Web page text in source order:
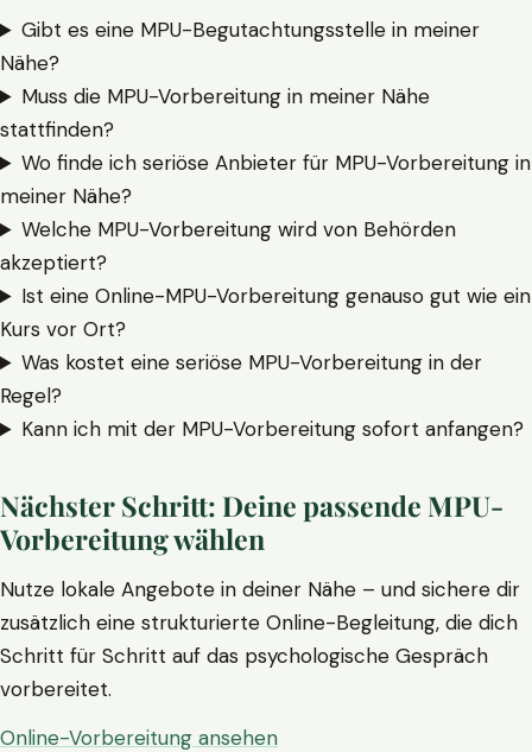
Gibt es eine MPU-Begutachtungsstelle in meiner
Nähe?
Muss die MPU-Vorbereitung in meiner Nähe
stattfinden?
Wo finde ich seriöse Anbieter für MPU-Vorbereitung in
meiner Nähe?
Welche MPU-Vorbereitung wird von Behörden
akzeptiert?
Ist eine Online-MPU-Vorbereitung genauso gut wie ein
Kurs vor Ort?
Was kostet eine seriöse MPU-Vorbereitung in der
Regel?
Kann ich mit der MPU-Vorbereitung sofort anfangen?
Nächster Schritt: Deine passende MPU-
Vorbereitung wählen
Nutze lokale Angebote in deiner Nähe – und sichere dir
zusätzlich eine strukturierte Online-Begleitung, die dich
Schritt für Schritt auf das psychologische Gespräch
vorbereitet.
Online-Vorbereitung ansehen